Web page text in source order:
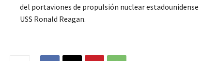
del portaviones de propulsión nuclear estadounidense
USS Ronald Reagan.